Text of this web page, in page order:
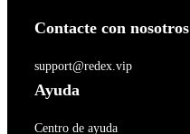
Contacte con nosotros
support@redex.vip
Ayuda
Centro de ayuda